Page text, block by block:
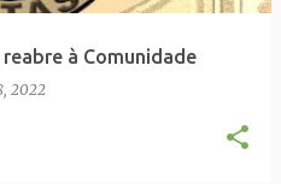
à Comunidade
2022